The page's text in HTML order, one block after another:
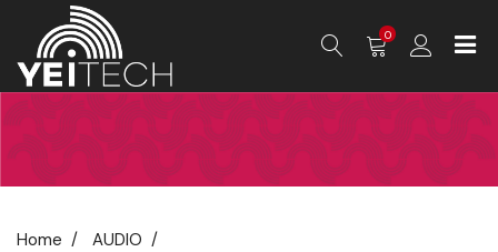
0
Home
AUDIO